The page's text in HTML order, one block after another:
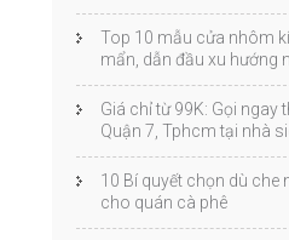
Top 10 mẫu cửa nhôm
mẩn, dẫn đầu xu hướng
Giá chỉ từ 99K: Gọi
Quận 7, Tphcm tại nhà
10 Bí quyết chọn dù che
cho quán cà phê